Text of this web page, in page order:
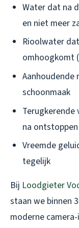
Water dat na
en niet meer
Rioolwater
omhoogkomt
schoonmaak
Terugkerende
na ontstoppen
Vreemde
tegelijk
Bij Loodgieter
staan we binnen
moderne